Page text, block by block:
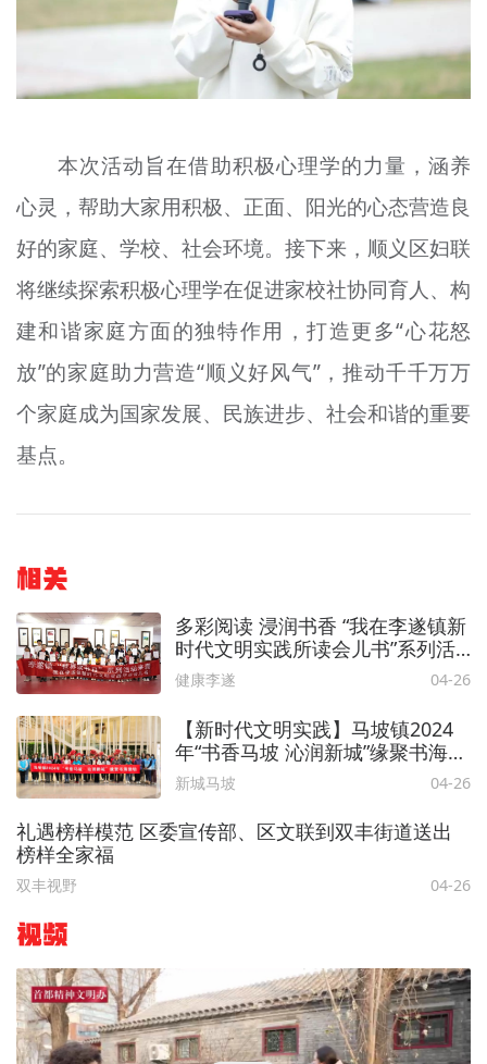
本次活动旨在借助积极心理学的力量，涵养
心灵，帮助大家用积极、正面、阳光的心态营造良
好的家庭、学校、社会环境。接下来，顺义区妇联
将继续探索积极心理学在促进家校社协同育人、构
建和谐家庭方面的独特作用，打造更多“心花怒
放”的家庭助力营造“顺义好风气”，推动千千万万
个家庭成为国家发展、民族进步、社会和谐的重要
基点。
相关
多彩阅读 浸润书香 “我在李遂镇新
时代文明实践所读会儿书”系列活
动举办！
健康李遂 04-26
【新时代文明实践】马坡镇2024
年“书香马坡 沁润新城”缘聚书海活
动精彩回顾！
新城马坡 04-26
礼遇榜样模范 区委宣传部、区文联到双丰街道送出
榜样全家福
双丰视野 04-26
视频